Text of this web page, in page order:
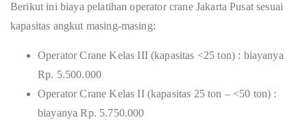
Berikut ini biaya pelatihan operator crane Jakarta Pusat sesuai
kapasitas angkut masing-masing:
Operator Crane Kelas III (kapasitas <25 ton) : biayanya
Rp. 5.500.000
Operator Crane Kelas II (kapasitas 25 ton – <50 ton) :
biayanya Rp. 5.750.000